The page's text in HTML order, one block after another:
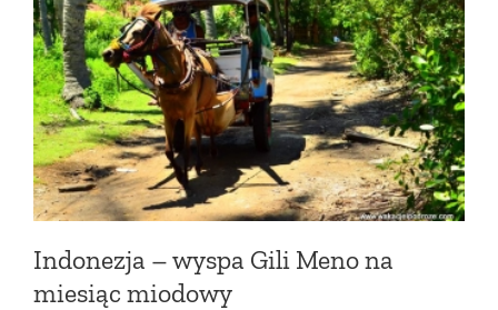
Indonezja – wyspa Gili Meno na
miesiąc miodowy